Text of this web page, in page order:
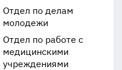
Отдел по делам
молодежи
Отдел по работе с
медицинскими
учреждениями